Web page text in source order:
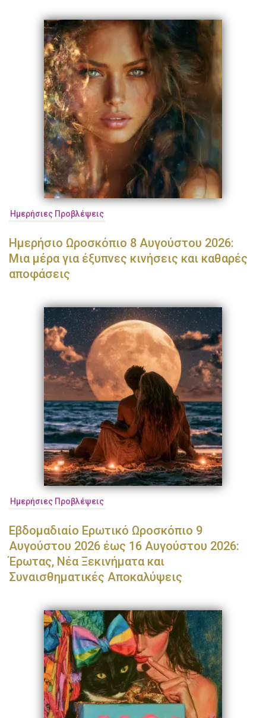
Ημερήσιες Προβλέψεις
Ημερήσιο Ωροσκόπιο 8 Αυγούστου 2026:
Μια μέρα για έξυπνες κινήσεις και καθαρές
αποφάσεις
Ημερήσιες Προβλέψεις
Εβδομαδιαίο Ερωτικό Ωροσκόπιο 9
Αυγούστου 2026 έως 16 Αυγούστου 2026:
Έρωτας, Νέα Ξεκινήματα και
Συναισθηματικές Αποκαλύψεις